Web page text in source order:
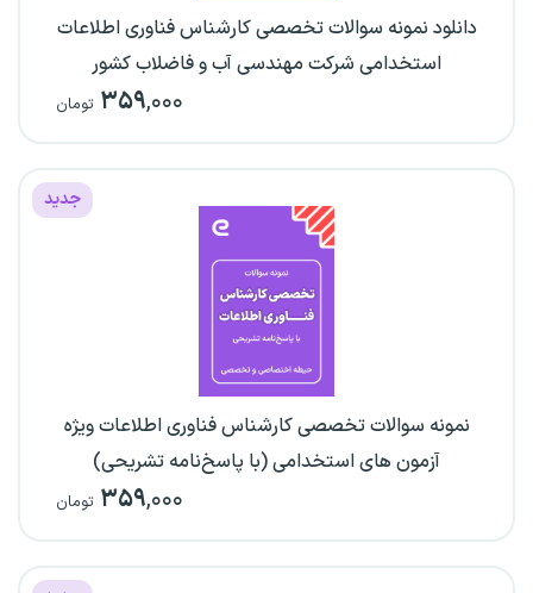
دانلود نمونه سوالات تخصصی کارشناس فناوری اطلاعات
استخدامی شرکت مهندسی آب و فاضلاب کشور
۳۵۹,۰۰۰ تومان
جدید
نمونه سوالات تخصصی کارشناس فناوری اطلاعات ویژه
آزمون های استخدامی (با پاسخ‌نامه تشریحی)
۳۵۹,۰۰۰ تومان